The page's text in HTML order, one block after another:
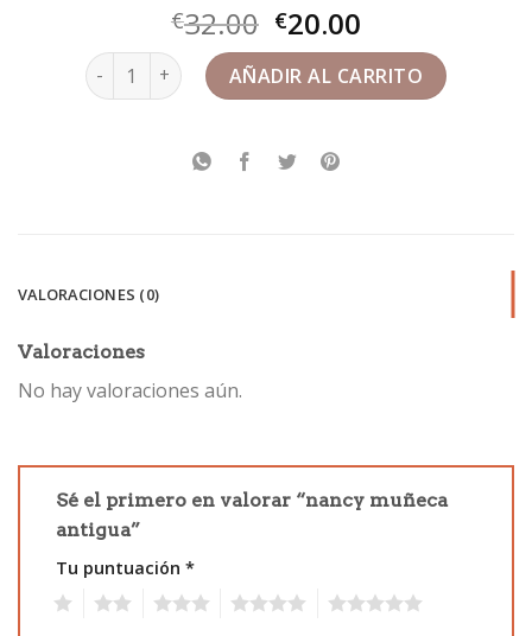
€32.00 €20.00
nancy muñeca antigua cantidad
AÑADIR AL CARRITO
VALORACIONES (0)
Valoraciones
No hay valoraciones aún.
Sé el primero en valorar “nancy muñeca
antigua”
Tu puntuación *